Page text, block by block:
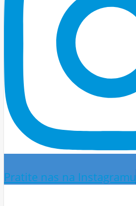
Pratite nas na Instagramu